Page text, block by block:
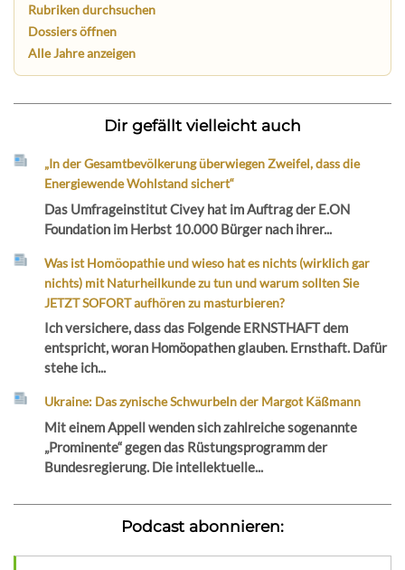
Rubriken durchsuchen
Dossiers öffnen
Alle Jahre anzeigen
Dir gefällt vielleicht auch
„In der Gesamtbevölkerung überwiegen Zweifel, dass die
Energiewende Wohlstand sichert“
Das Umfrageinstitut Civey hat im Auftrag der E.ON
Foundation im Herbst 10.000 Bürger nach ihrer...
Was ist Homöopathie und wieso hat es nichts (wirklich gar
nichts) mit Naturheilkunde zu tun und warum sollten Sie
JETZT SOFORT aufhören zu masturbieren?
Ich versichere, dass das Folgende ERNSTHAFT dem
entspricht, woran Homöopathen glauben. Ernsthaft. Dafür
stehe ich...
Ukraine: Das zynische Schwurbeln der Margot Käßmann
Mit einem Appell wenden sich zahlreiche sogenannte
„Prominente“ gegen das Rüstungsprogramm der
Bundesregierung. Die intellektuelle...
Podcast abonnieren: